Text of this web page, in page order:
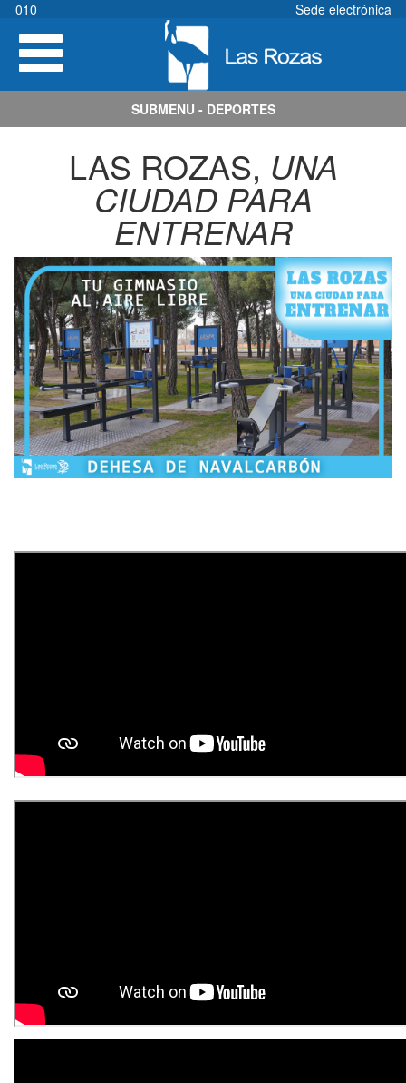
Pasar
contenido
principal
010
Sede electrónica
Toggle
navigation
SUBMENU - DEPORTES
LAS ROZAS, UNA
CIUDAD PARA
ENTRENAR